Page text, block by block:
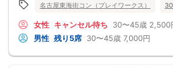
名古屋東海街コン（プレイワークス）
女性 キャンセル待ち 30〜45歳 2,500
男性 残り5席 30〜45歳 7,000円